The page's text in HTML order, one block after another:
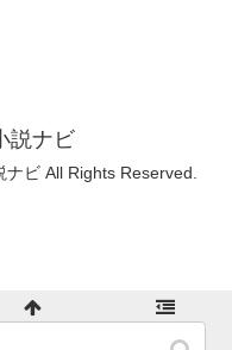
説ナビ
ビ All Rights Reserved.